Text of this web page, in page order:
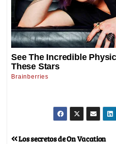
Los secretos de On Vacation